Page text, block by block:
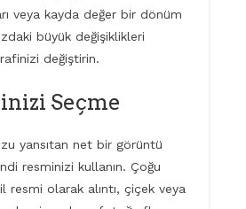
veya kayda değer bir dönüm
büyük değişiklikleri
değiştirin.
Seçme
yansıtan net bir görüntü
resminizi kullanın. Çoğu
resmi olarak alıntı, çiçek veya